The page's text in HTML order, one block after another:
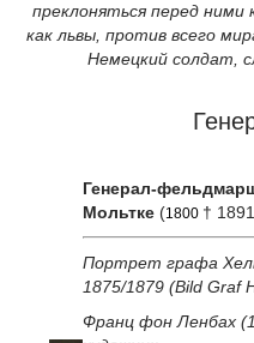
преклоняться перед ними
как львы, против всего
Немецкий солдат,
Генерал-
Мольтке(1800 † 1891
Портрет графа
1875/1879 (Bild Graf
Франц фон Ленбах